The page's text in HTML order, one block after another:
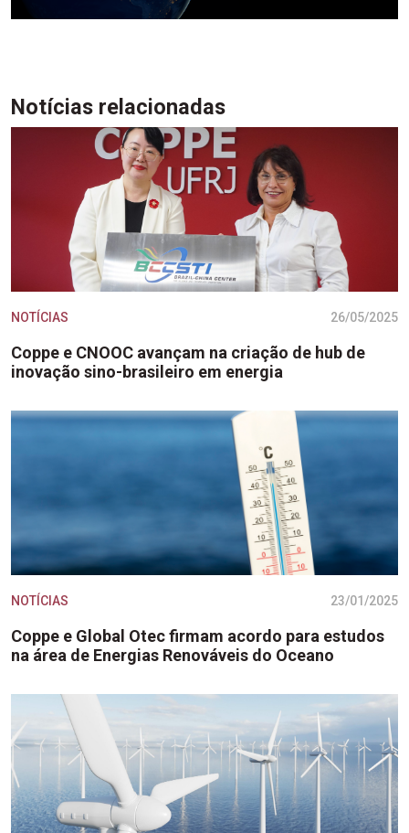
Notícias relacionadas
NOTÍCIAS 26/05/2025
Coppe e CNOOC avançam na criação de hub de
inovação sino-brasileiro em energia
NOTÍCIAS 23/01/2025
Coppe e Global Otec firmam acordo para estudos
na área de Energias Renováveis do Oceano